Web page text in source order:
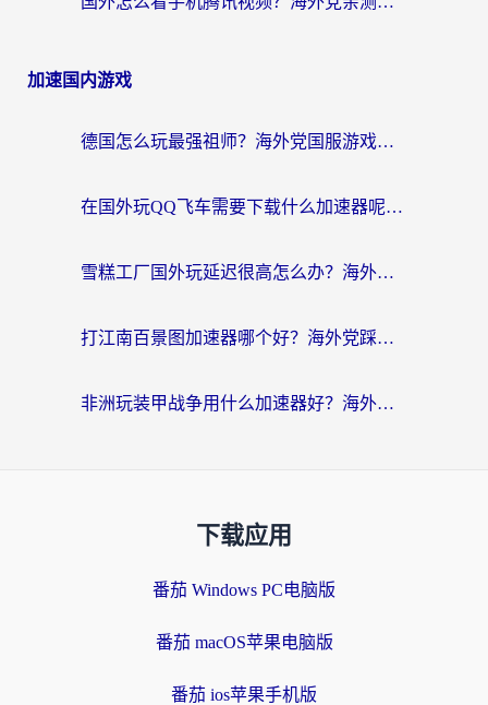
加速国内游戏
德国怎么玩最强祖师？海外党国服游戏加速器选择全攻略（附宝可梦Online实测）
在国外玩QQ飞车需要下载什么加速器呢？海外党亲测有效的国服游戏加速指南
雪糕工厂国外玩延迟很高怎么办？海外玩家国服游戏加速终极攻略（附实测推荐）
打江南百景图加速器哪个好？海外党踩坑N次后，终于找到不卡的秘诀
非洲玩装甲战争用什么加速器好？海外党亲测有效的国服游戏加速方案
下载应用
番茄 Windows PC电脑版
番茄 macOS苹果电脑版
番茄 ios苹果手机版